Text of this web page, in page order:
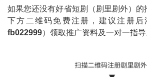
如果您还没有好省短剧（剧里剧外）的
下方二维码免费注册，建议注册后
fb022999）领取推广资料及一对一指导